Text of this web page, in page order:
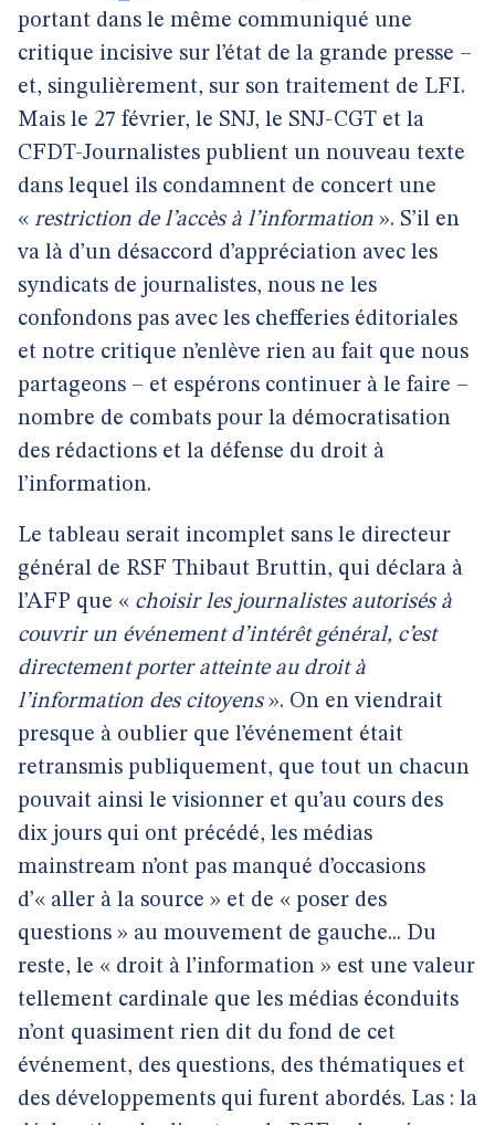
portant dans le même communiqué une
critique incisive sur l’état de la grande presse –
et, singulièrement, sur son traitement de LFI.
Mais le 27 février, le SNJ, le SNJ-CGT et la
CFDT-Journalistes publient un nouveau texte
dans lequel ils condamnent de concert une
« restriction de l’accès à l’information ». S’il en
va là d’un désaccord d’appréciation avec les
syndicats de journalistes, nous ne les
confondons pas avec les chefferies éditoriales
et notre critique n’enlève rien au fait que nous
partageons – et espérons continuer à le faire –
nombre de combats pour la démocratisation
des rédactions et la défense du droit à
l’information.
Le tableau serait incomplet sans le directeur
général de RSF Thibaut Bruttin, qui déclara à
l’AFP que « choisir les journalistes autorisés à
couvrir un événement d’intérêt général, c’est
directement porter atteinte au droit à
l’information des citoyens». On en viendrait
presque à oublier que l’événement était
retransmis publiquement, que tout un chacun
pouvait ainsi le visionner et qu’au cours des
dix jours qui ont précédé, les médias
mainstream n’ont pas manqué d’occasions
d’« aller à la source » et de « poser des
questions » au mouvement de gauche... Du
reste, le « droit à l’information » est une valeur
tellement cardinale que les médias éconduits
n’ont quasiment rien dit du fond de cet
événement, des questions, des thématiques et
des développements qui furent abordés. Las : la